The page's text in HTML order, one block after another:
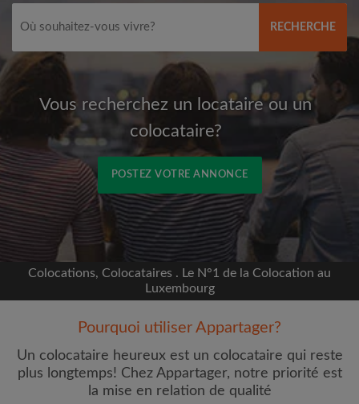
RECHERCHE
Vous recherchez un locataire ou un
colocataire?
POSTEZ VOTRE ANNONCE
Inscrivez-vous avec Facebook
Nous ne publierons jamais sur votre page sans
votre accord
OU
Loyer max par mois (€)
Colocations, Colocataires . Le N°1 de la Colocation au
Luxembourg
Pourquoi utiliser Appartager?
Un colocataire heureux est un colocataire qui reste
plus longtemps! Chez Appartager, notre priorité est
la mise en relation de qualité